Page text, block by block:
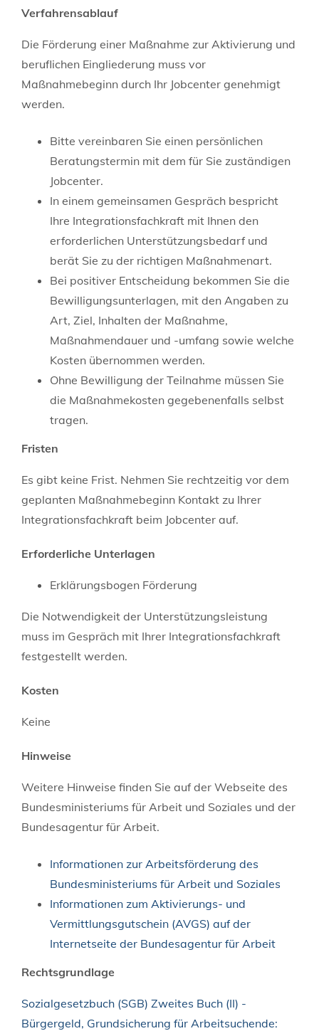
Verfahrensablauf
Die Förderung einer Maßnahme zur Aktivierung und
beruflichen Eingliederung muss vor
Maßnahmebeginn durch Ihr Jobcenter genehmigt
werden.
Bitte vereinbaren Sie einen persönlichen
Beratungstermin mit dem für Sie zuständigen
Jobcenter.
In einem gemeinsamen Gespräch bespricht
Ihre Integrationsfachkraft mit Ihnen den
erforderlichen Unterstützungsbedarf und
berät Sie zu der richtigen Maßnahmenart.
Bei positiver Entscheidung bekommen Sie die
Bewilligungsunterlagen, mit den Angaben zu
Art, Ziel, Inhalten der Maßnahme,
Maßnahmendauer und -umfang sowie welche
Kosten übernommen werden.
Ohne Bewilligung der Teilnahme müssen Sie
die Maßnahmekosten gegebenenfalls selbst
tragen.
Fristen
Es gibt keine Frist. Nehmen Sie rechtzeitig vor dem
geplanten Maßnahmebeginn Kontakt zu Ihrer
Integrationsfachkraft beim Jobcenter auf.
Erforderliche Unterlagen
Erklärungsbogen Förderung
Die Notwendigkeit der Unterstützungsleistung
muss im Gespräch mit Ihrer Integrationsfachkraft
festgestellt werden.
Kosten
Keine
Hinweise
Weitere Hinweise finden Sie auf der Webseite des
Bundesministeriums für Arbeit und Soziales und der
Bundesagentur für Arbeit.
Informationen zur Arbeitsförderung des
Bundesministeriums für Arbeit und Soziales
Informationen zum Aktivierungs- und
Vermittlungsgutschein (AVGS) auf der
Internetseite der Bundesagentur für Arbeit
Rechtsgrundlage
Sozialgesetzbuch (SGB) Zweites Buch (II) -
Bürgergeld, Grundsicherung für Arbeitsuchende: